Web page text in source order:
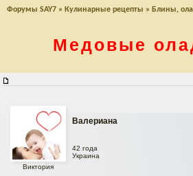
Форумы SAY7 » Кулинарные рецепты » Блины,
Медовые
Валериана
Виктория
42 года
Украина